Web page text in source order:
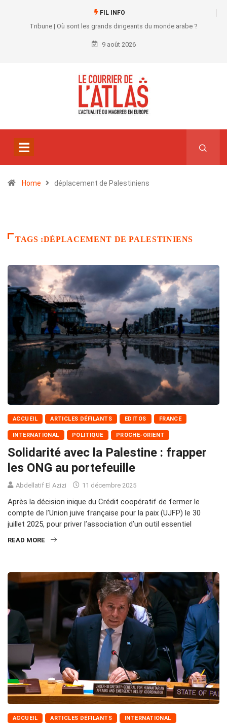
FIL INFO
Tribune | Où sont les grands dirigeants du monde arabe ?
9 août 2026
Home déplacement de Palestiniens
TAGS :DÉPLACEMENT DE PALESTINIENS
ACCUEIL ARTICLES DÉFILANTS EDITOS FRANCE
INTERNATIONAL POLITIQUE PROCHE-ORIENT
Solidarité avec la Palestine : frapper
les ONG au portefeuille
Abdellatif El Azizi 11 décembre 2025
Après la décision inique du Crédit coopératif de fermer le
compte de l’Union juive française pour la paix (UJFP) le 30
juillet 2025, pour priver l’association d’un outil essentiel
READ MORE
ACCUEIL ARTICLES DÉFILANTS INTERNATIONAL